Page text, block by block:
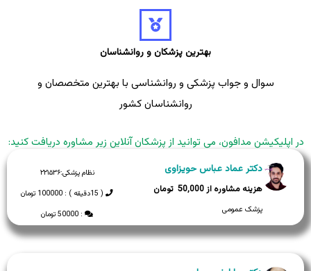
بهترین پزشکان و روانشناسان
سوال و جواب پزشکی و روانشناسی با بهترین متخصصان و
روانشناسان کشور
در اپلیکیشن مدافون، می توانید از پزشکان آنلاین زیر مشاوره دریافت کنید:
نظام پزشکی:۲۲۱۵۳۶
( 15دقیقه ) : 100000 تومان
: 50000 تومان
دکتر عماد عباس حویزاوی
50,000
پزشک عمومی